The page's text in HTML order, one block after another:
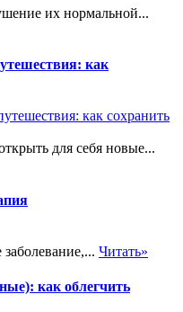
их нормальной...
как
для себя новые...
Читать»
как облегчить